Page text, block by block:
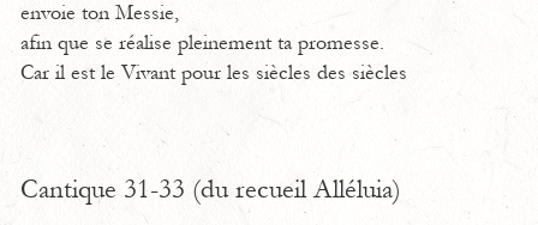
envoie ton Messie,
afin que se réalise pleinement ta promesse.
Car il est le Vivant pour les siècles des siècles
Cantique 31-33 (du recueil Alléluia)